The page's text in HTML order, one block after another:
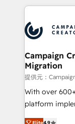
onboarding
extensive
and
empowering
autonomy.
guided
the CRM
you like
Campaign
Migration
提供元：
With over
platform
Elite Solutions